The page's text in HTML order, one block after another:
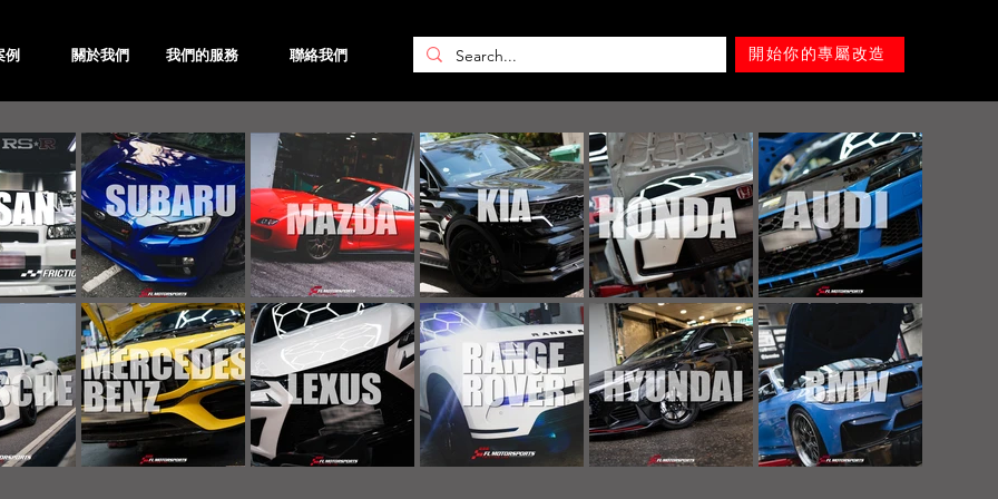
例 關於我們 我們的服務 聯絡我們 開始你的專屬改造